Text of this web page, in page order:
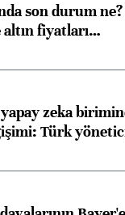
son durum
altın fiyatları…
yapay zeka
Türk